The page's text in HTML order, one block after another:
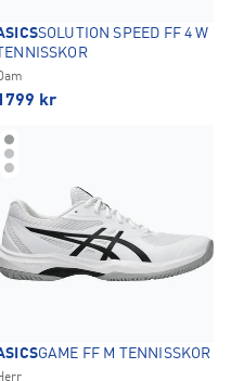
SOLUTION SPEED FF 4 W
TENNISSKOR
kr
GAME FF M TENNISSKOR